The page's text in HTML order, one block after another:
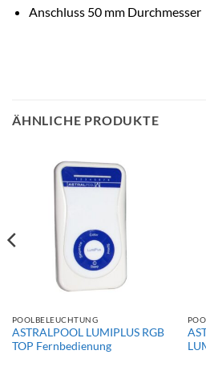
Anschluss 50 mm Durchmesser
ÄHNLICHE PRODUKTE
POOLBELEUCHTUNG
ASTRALPOOL LUMIPLUS RGB
TOP Fernbedienung